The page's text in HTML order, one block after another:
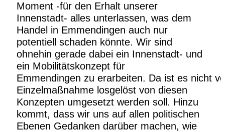
Moment -für den Erhalt unserer
Innenstadt- alles unterlassen, was dem
Handel in Emmendingen auch nur
potentiell schaden könnte. Wir sind
ohnehin gerade dabei ein Innenstadt- und
ein Mobilitätskonzept für
Emmendingen zu erarbeiten. Da ist es nicht
Einzelmaßnahme losgelöst von diesen
Konzepten umgesetzt werden soll. Hinzu
kommt, dass wir uns auf allen politischen
Ebenen Gedanken darüber machen, wie